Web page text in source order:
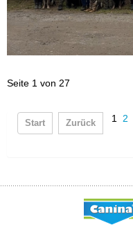
Seite 1 von 27
Start Zurück 1 2